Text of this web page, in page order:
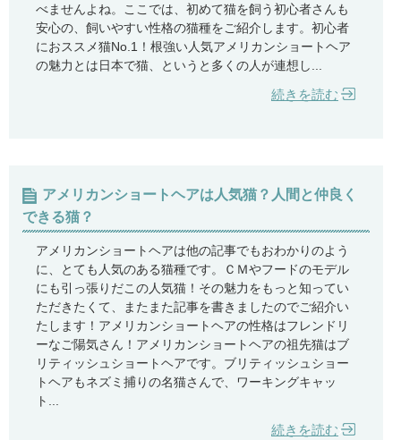
べませんよね。ここでは、初めて猫を飼う初心者さんも
安心の、飼いやすい性格の猫種をご紹介します。初心者
におススメ猫No.1！根強い人気アメリカンショートヘア
の魅力とは日本で猫、というと多くの人が連想し...
続きを読む
アメリカンショートヘアは人気猫？人間と仲良く
できる猫？
アメリカンショートヘアは他の記事でもおわかりのよう
に、とても人気のある猫種です。ＣＭやフードのモデル
にも引っ張りだこの人気猫！その魅力をもっと知ってい
ただきたくて、またまた記事を書きましたのでご紹介い
たします！アメリカンショートヘアの性格はフレンドリ
ーなご陽気さん！アメリカンショートヘアの祖先猫はブ
リティッシュショートヘアです。ブリティッシュショー
トヘアもネズミ捕りの名猫さんで、ワーキングキャッ
ト...
続きを読む